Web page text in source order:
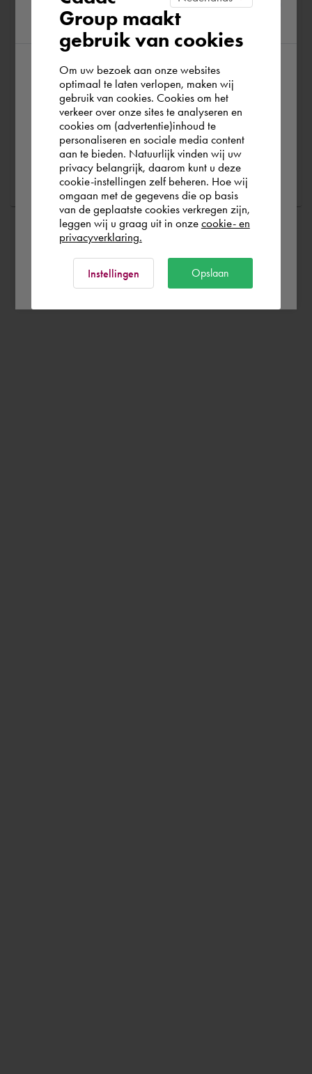
met uw software starten, wij zorgen ervoor dat u het
meeste uit uw software kunt halen.
kunt u gebruik maken van Cadac Support. Door de
juiste informatie in te dienen kunnen wij u zo snel
Stel een vraag
region
According to us you are situated in Rest of
the world. Please confirm in which country
you wish to shop.
Nederland
Rest of the world
Group maakt
gebruik van cookies
Om uw bezoek aan onze websites
optimaal te laten verlopen, maken wij
gebruik van cookies. Cookies om het
verkeer over onze sites te analyseren en
cookies om (advertentie)inhoud te
personaliseren en sociale media content
aan te bieden. Natuurlijk vinden wij uw
privacy belangrijk, daarom kunt u deze
cookie-instellingen zelf beheren. Hoe wij
omgaan met de gegevens die op basis
van de geplaatste cookies verkregen zijn,
leggen wij u graag uit in onze cookie- en
privacyverklaring.
Instellingen Opslaan